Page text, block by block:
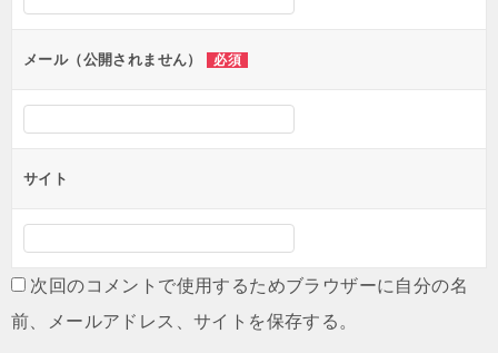
メール（公開されません） 必須
サイト
次回のコメントで使用するためブラウザーに自分の名
前、メールアドレス、サイトを保存する。